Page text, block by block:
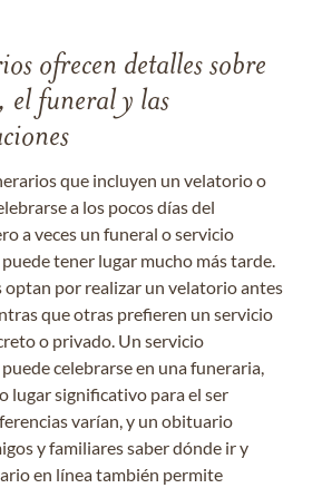
ofrecen detalles sobre
el funeral y las
que incluyen un velatorio o
a los pocos días del
a veces un funeral o servicio
tener lugar mucho más tarde.
optan por realizar un velatorio antes
que otras prefieren un servicio
o privado. Un servicio
celebrarse en una funeraria,
lugar significativo para el ser
varían, y un obituario
y familiares saber dónde ir y
en línea también permite